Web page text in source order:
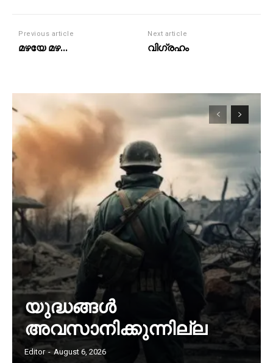
Previous article
മഴയേ മഴ…
Next article
വിഗ്രഹം
യുദ്ധങ്ങൾ
അവസാനിക്കുന്നില്ല
Editor - August 6, 2026